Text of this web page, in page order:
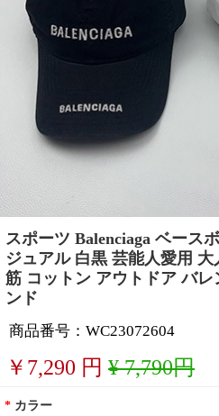
スポーツ Balenciaga ベース
ジュアル 白黒 芸能人愛用
筋 コットン アウトドア バ
ンド
商品番号：WC23072604
￥ 7,290 円 ¥ 7,790円
* カラー